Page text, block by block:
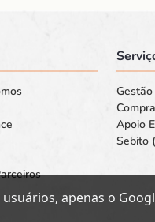
Apoio
Sebito
apenas o